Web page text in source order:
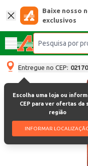
Baixe nosso
exclusivos
Entregue no CEP:
Escolha uma loja ou
CEP para ver ofertas da
região
INFORMAR